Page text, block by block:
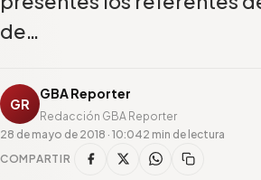
de…
GR
GBA Reporter
Redacción GBA Reporter
28 de mayo de 2018 · 10:042 min de lectura
COMPARTIR